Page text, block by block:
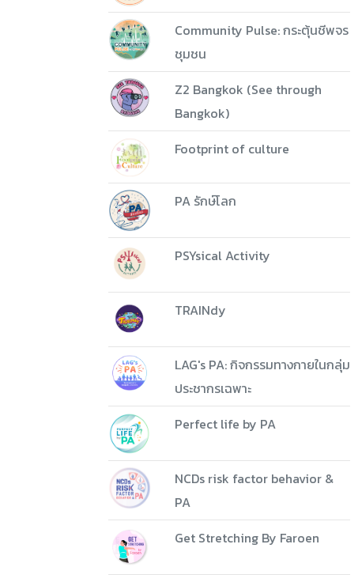
Community Pulse: กระตุ้นชีพจร
ชุมชน
Z2 Bangkok (See through
Bangkok)
Footprint of culture
PA รักษ์โลก
PSYsical Activity
TRAINdy
LAG's PA: กิจกรรมทางกายในกลุ่ม
ประชากรเฉพาะ
Perfect life by PA
NCDs risk factor behavior &
PA
Get Stretching By Faroen